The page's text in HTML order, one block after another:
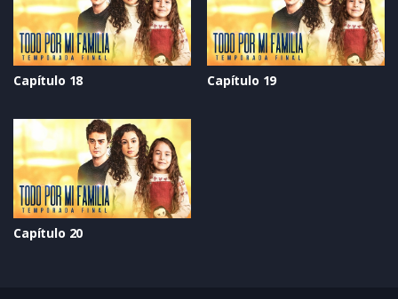
Capítulo 18 Capítulo 19
Capítulo 20